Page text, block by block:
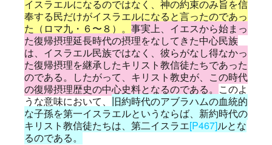
イスラエルになるのではなく、神の約束のみ旨を信
奉する民だけがイスラエルになると言ったのであっ
た（ロマ九・６〜８）。 事実上、イエスから始まっ
た復帰摂理延長時代の摂理をなしてきた中心民族
は、イスラエル民族ではなく、彼らがなし得なかっ
た復帰摂理を継承したキリスト教信徒たちであった
のである。したがって、キリスト教史が、この時代
の復帰摂理歴史の中心史料となるのである。 このよ
うな意味において、 旧約時代のアブラハムの血統的
な子孫を第一イスラエルというならば、新約時代の
キリスト教信徒たちは、第二イスラエ[P467]ルとな
るのである。